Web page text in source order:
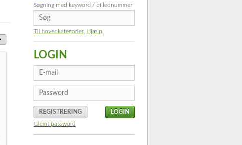
Søgning med keyword / billednummer
Til hovedkategorier Hjælp
LOGIN
REGISTRERING
Glemt password